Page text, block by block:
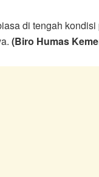
di tengah
(Biro Humas